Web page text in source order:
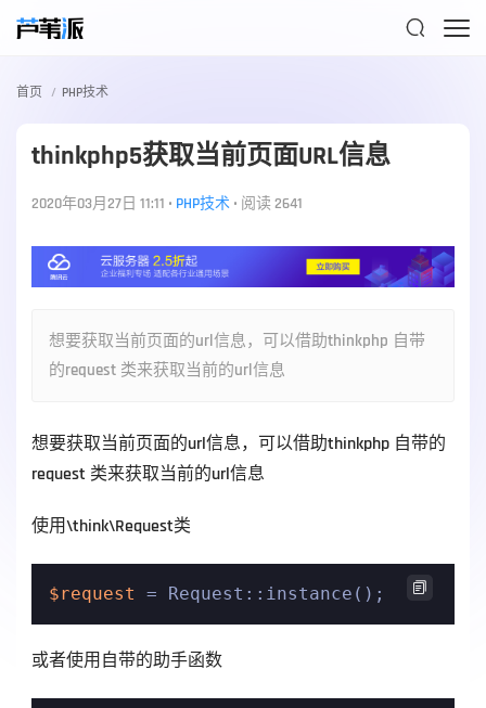

首页 PHP技术
thinkphp5获取当前页面URL信息
2020年03月27日 11:11 • PHP技术 • 阅读 2641
想要获取当前页面的url信息，可以借助thinkphp 自带
的request 类来获取当前的url信息
想要获取当前页面的url信息，可以借助thinkphp 自带的
request 类来获取当前的url信息
使用\think\Request类
$request = Request::instance(); 
或者使用自带的助手函数